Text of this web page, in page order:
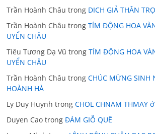
Trần Hoành Châu trong DICH GIẢ THÂN
Trần Hoành Châu trongTÍM ĐỘNG HOA
UYỂN CHÂU
Tiêu Tương Dạ Vũ trongTÍM ĐỘNG HOA
UYỂN CHÂU
Trần Hoành Châu trongCHÚC MỪNG SINH
HOÀNH HÀ
Ly Duy Huynh trongCHOL CHNAM THMAY
Duyen Cao trongĐÁM GIỖ QUÊ